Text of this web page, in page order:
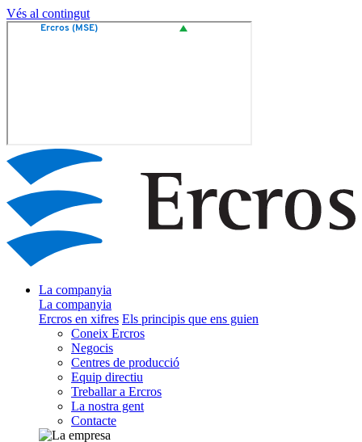
Vés al contingut
La companyia
La companyia
Ercros en xifres Els principis que ens guien
Coneix Ercros
Negocis
Centres de producció
Equip directiu
Treballar a Ercros
La nostra gent
Contacte